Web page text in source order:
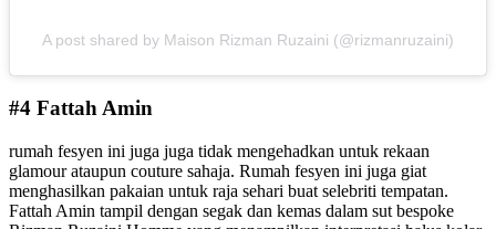
A post shared by Maison Rizman Ruzaini (@rizmanruzaini)
#4 Fattah Amin
rumah fesyen ini juga juga tidak mengehadkan untuk rekaan
glamour ataupun couture sahaja. Rumah fesyen ini juga giat
menghasilkan pakaian untuk raja sehari buat selebriti tempatan.
Fattah Amin tampil dengan segak dan kemas dalam sut bespoke